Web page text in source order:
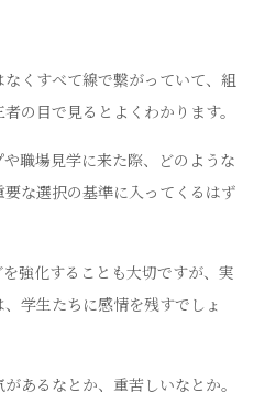
くすべて線で繋がっていて、組
の目で見るとよくわかります。
職場見学に来た際、どのような
な選択の基準に入ってくるはず
強化することも大切ですが、実
学生たちに感情を残すでしょ
あるなとか、重苦しいなとか。